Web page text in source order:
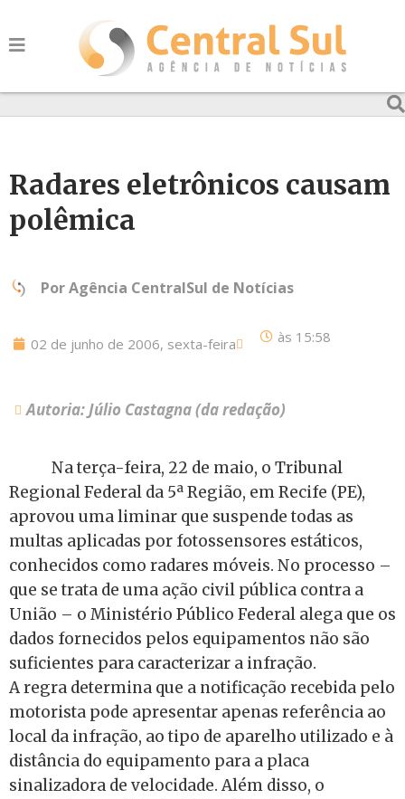
Radares eletrônicos causam
polêmica
PorAgência CentralSul de Notícias
02 de junho de 2006, sexta-feira às 15:58
Autoria: Júlio Castagna (da redação)
Na terça-feira, 22 de maio, o Tribunal
Regional Federal da 5ª Região, em Recife (PE),
aprovou uma liminar que suspende todas as
multas aplicadas por fotossensores estáticos,
conhecidos como radares móveis. No processo –
que se trata de uma ação civil pública contra a
União – o Ministério Público Federal alega que os
dados fornecidos pelos equipamentos não são
suficientes para caracterizar a infração.
A regra determina que a notificação recebida pelo
motorista pode apresentar apenas referência ao
local da infração, ao tipo de aparelho utilizado e à
distância do equipamento para a placa
sinalizadora de velocidade. Além disso, o